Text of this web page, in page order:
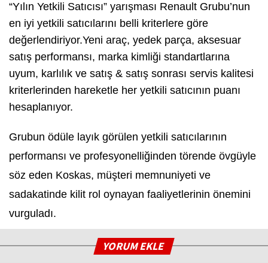
“Yılın Yetkili Satıcısı” yarışması Renault Grubu’nun
en iyi yetkili satıcılarını belli kriterlere göre
değerlendiriyor.Yeni araç, yedek parça, aksesuar
satış performansı, marka kimliği standartlarına
uyum, karlılık ve satış & satış sonrası servis kalitesi
kriterlerinden hareketle her yetkili satıcının puanı
hesaplanıyor.
Grubun ödüle layık görülen yetkili satıcılarının
performansı ve profesyonelliğinden törende övgüyle
söz eden Koskas, müşteri memnuniyeti ve
sadakatinde kilit rol oynayan faaliyetlerinin önemini
vurguladı.
YORUM EKLE